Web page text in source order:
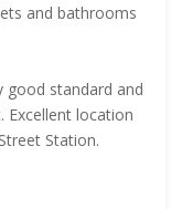
and bathrooms
good standard and
Excellent location
Station.